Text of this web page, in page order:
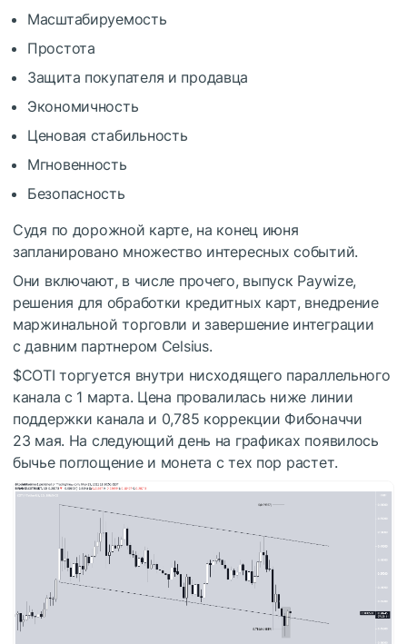
Масштабируемость
Простота
Защита покупателя и продавца
Экономичность
Ценовая стабильность
Мгновенность
Безопасность
Судя по дорожной карте, на конец июня
запланировано множество интересных событий.
Они включают, в числе прочего, выпуск Paywize,
решения для обработки кредитных карт, внедрение
маржинальной торговли и завершение интеграции
с давним партнером Celsius.
$COTI торгуется внутри нисходящего параллельного
канала с 1 марта. Цена провалилась ниже линии
поддержки канала и 0,785 коррекции Фибоначчи
23 мая. На следующий день на графиках появилось
бычье поглощение и монета с тех пор растет.